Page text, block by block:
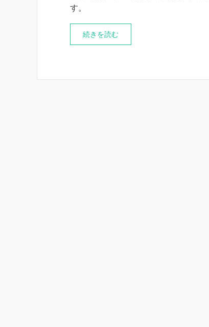
す。
続きを読む